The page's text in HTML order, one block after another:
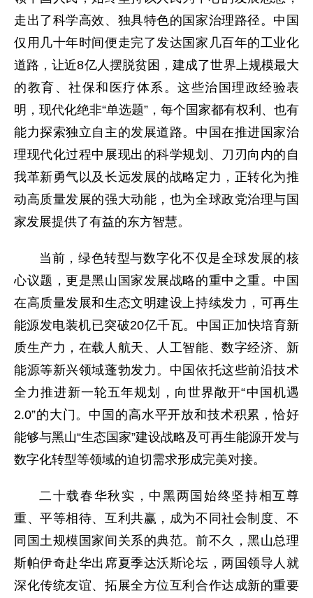
走出了科学高效、独具特色的国家治理路径。中国
仅用几十年时间便走完了发达国家几百年的工业化
道路，让近8亿人摆脱贫困，建成了世界上规模最大
的教育、社保和医疗体系。这些治国理政经验表
明，现代化绝非“单选题”，每个国家都有权利、也有
能力探索独立自主的发展道路。中国在推进国家治
理现代化过程中展现出的科学规划、刀刃向内的自
我革新勇气以及长远发展的战略定力，正转化为推
动高质量发展的强大动能，也为全球政党治理与国
家发展提供了有益的东方智慧。
当前，绿色转型与数字化不仅是全球发展的核
心议题，更是黑山国家发展战略的重中之重。中国
在高质量发展和生态文明建设上持续发力，可再生
能源发电装机已突破20亿千瓦。中国正加快培育新
质生产力，在载人航天、人工智能、数字经济、新
能源等新兴领域蓬勃发力。中国依托这些前沿技术
全力推进新一轮五年规划，向世界敞开“中国机遇
2.0”的大门。中国的高水平开放和技术积累，恰好
能够与黑山“生态国家”建设战略及可再生能源开发与
数字化转型等领域的迫切需求形成完美对接。
二十载春华秋实，中黑两国始终坚持相互尊
重、平等相待、互利共赢，成为不同社会制度、不
同国土规模国家间关系的典范。前不久，黑山总理
斯帕伊奇赴华出席夏季达沃斯论坛，两国领导人就
深化传统友谊、拓展全方位互利合作达成新的重要